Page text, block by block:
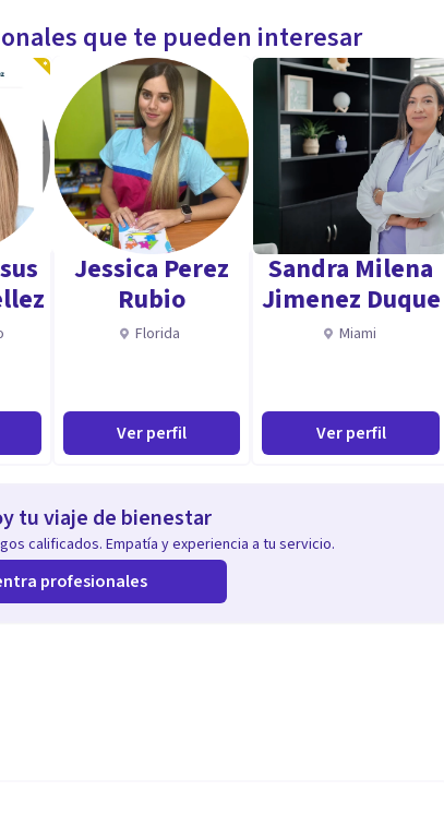
como enfermera , lo que me hace poseedora de un
atender y acompañar pacientes .
y a domicilio , en el
Y otras.
afrontamiento. Entre otras .
que te pueden interesar
Jessica Perez
Rubio
Florida
Ver perfil
Sandra Milena
Jimenez Duque
Miami
Ver perfil
tu viaje de bienestar
calificados. Empatía y experiencia a tu servicio.
profesionales